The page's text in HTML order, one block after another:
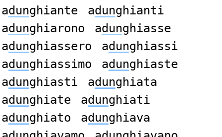
adunghiante adunghianti
adunghiarono adunghiasse
adunghiassero adunghiassi
adunghiassimo adunghiaste
adunghiasti adunghiata
adunghiate adunghiati
adunghiato adunghiava